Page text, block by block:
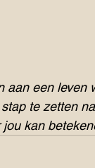
een leven
te zetten
kan